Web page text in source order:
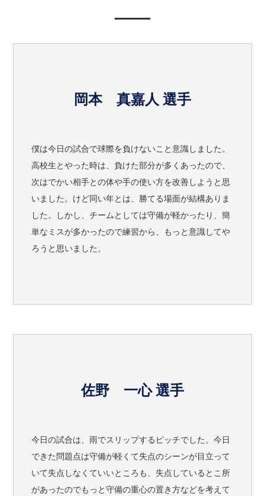
岡本 真嘉人 選手
僕は今日の試合で球際を負けないこと意識しました。
高校生とやった時は、負けた部分が多くあったので、
次はでかい相手との体や手の使い方を改善しようと思
いました。けど同い年とは、勝てる場面が結構ありま
した。しかし、チームとしては守備が軽かったり、簡
単なミスが多かったので練習から、もっと意識してや
ろうと思いました。
佐野 一心 選手
今日の試合は、雨でスリップするピッチでした。今日
できた問題点は守備が軽くて失点のシーンが目立って
いて失点しなくていいところも、失点しているとこ所
があったのでもっと守備の重心の置き方などを考えて